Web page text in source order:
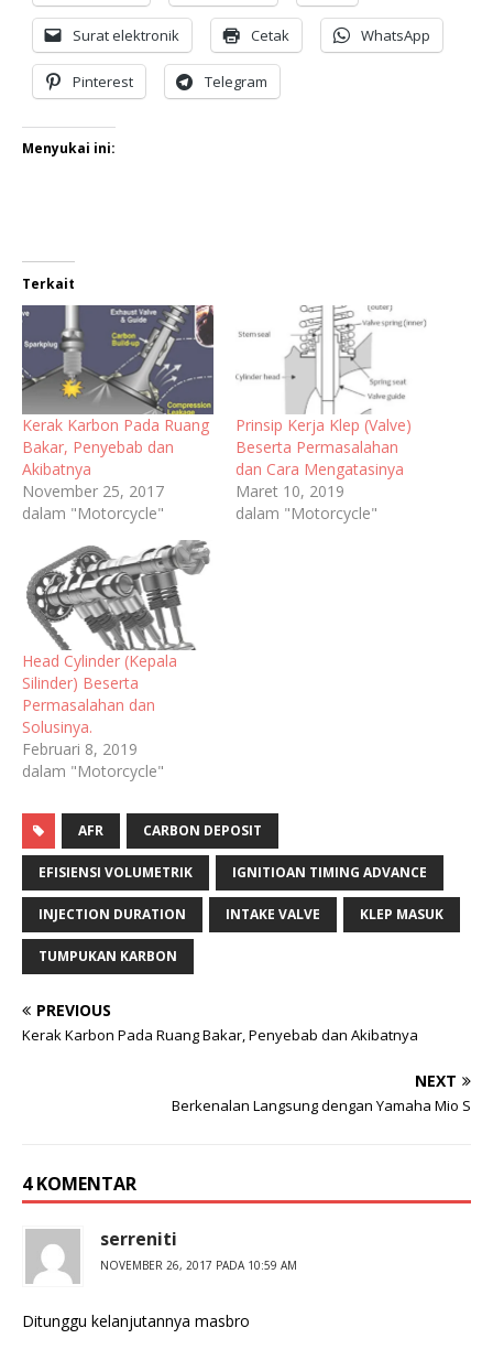
Surat elektronik Cetak WhatsApp
Pinterest Telegram
Menyukai ini:
Terkait
Kerak Karbon Pada Ruang
Bakar, Penyebab dan
Akibatnya
November 25, 2017
dalam "Motorcycle"
Prinsip Kerja Klep (Valve)
Beserta Permasalahan
dan Cara Mengatasinya
Maret 10, 2019
dalam "Motorcycle"
Head Cylinder (Kepala
Silinder) Beserta
Permasalahan dan
Solusinya.
Februari 8, 2019
dalam "Motorcycle"
AFR CARBON DEPOSIT
EFISIENSI VOLUMETRIK IGNITIOAN TIMING ADVANCE
INJECTION DURATION INTAKE VALVE KLEP MASUK
TUMPUKAN KARBON
PREVIOUS
Kerak Karbon Pada Ruang Bakar, Penyebab dan Akibatnya
NEXT
Berkenalan Langsung dengan Yamaha Mio S
4 KOMENTAR
serreniti
NOVEMBER 26, 2017 PADA 10:59 AM
Ditunggu kelanjutannya masbro